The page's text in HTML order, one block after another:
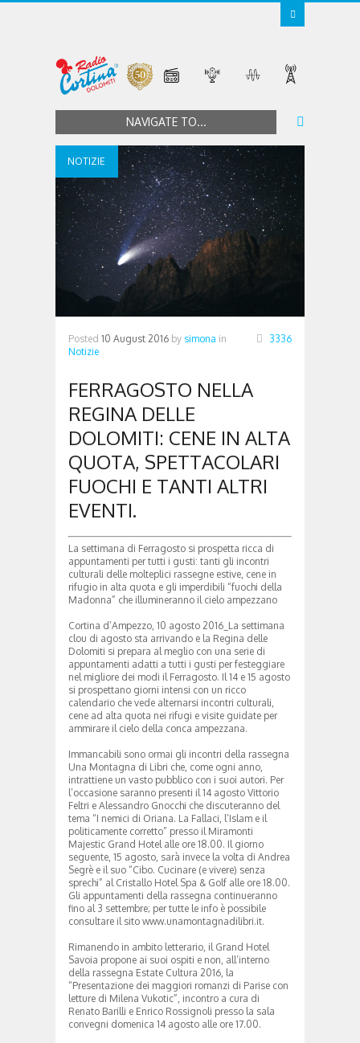
NAVIGATE TO...
NOTIZIE
Posted 10 August 2016 by simona in
Notizie
3336
FERRAGOSTO NELLA
REGINA DELLE
DOLOMITI: CENE IN ALTA
QUOTA, SPETTACOLARI
FUOCHI E TANTI ALTRI
EVENTI.
La settimana di Ferragosto si prospetta ricca di
appuntamenti per tutti i gusti: tanti gli incontri
culturali delle molteplici rassegne estive, cene in
rifugio in alta quota e gli imperdibili “fuochi della
Madonna” che illumineranno il cielo ampezzano
Cortina d’Ampezzo, 10 agosto 2016_La settimana
clou di agosto sta arrivando e la Regina delle
Dolomiti si prepara al meglio con una serie di
appuntamenti adatti a tutti i gusti per festeggiare
nel migliore dei modi il Ferragosto. Il 14 e 15 agosto
si prospettano giorni intensi con un ricco
calendario che vede alternarsi incontri culturali,
cene ad alta quota nei rifugi e visite guidate per
ammirare il cielo della conca ampezzana.
Immancabili sono ormai gli incontri della rassegna
Una Montagna di Libri che, come ogni anno,
intrattiene un vasto pubblico con i suoi autori. Per
l’occasione saranno presenti il 14 agosto Vittorio
Feltri e Alessandro Gnocchi che discuteranno del
tema “I nemici di Oriana. La Fallaci, l’Islam e il
politicamente corretto” presso il Miramonti
Majestic Grand Hotel alle ore 18.00. Il giorno
seguente, 15 agosto, sarà invece la volta di Andrea
Segrè e il suo “Cibo. Cucinare (e vivere) senza
sprechi” al Cristallo Hotel Spa & Golf alle ore 18.00.
Gli appuntamenti della rassegna continueranno
fino al 3 settembre; per tutte le info è possibile
consultare il sito www.unamontagnadilibri.it.
Rimanendo in ambito letterario, il Grand Hotel
Savoia propone ai suoi ospiti e non, all’interno
della rassegna Estate Cultura 2016, la
“Presentazione dei maggiori romanzi di Parise con
letture di Milena Vukotic”, incontro a cura di
Renato Barilli e Enrico Rossignoli presso la sala
convegni domenica 14 agosto alle ore 17.00.